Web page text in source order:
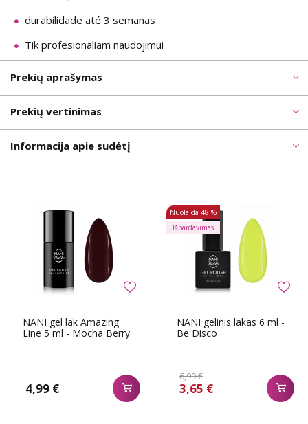
durabilidade até 3 semanas
Tik profesionaliam naudojimui
Prekių aprašymas
Prekių vertinimas
Informacija apie sudėtį
NANI gel lak Amazing
Line 5 ml - Mocha Berry
4,99 €
NANI gelinis lakas 6 ml -
Be Disco
6,99 €
3,65 €
Nuolaida 48 %
Išpardavimas